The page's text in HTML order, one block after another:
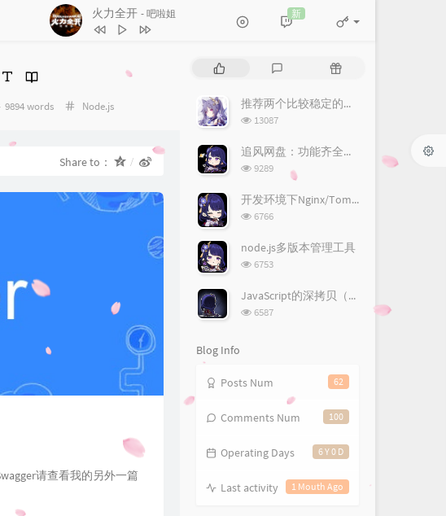
火力全开 - 吧啦姐
1
达拉崩吧 (Live) 周深
4 不凡 王铮亮
椿乐队
忘不掉的你 h3R3
Ghost (王琳凯)
8 两 难 加木
王朝1982
新
9894 words Categories：
Node.js
Share to：
请查看我的另外一篇
u
l
a
r
r
t
i
c
l
e
s
t
t
m
n
R
n
m
t
l
推荐两个比较稳定的接码平台
浏
次
数:
13087
追风网盘：功能齐全的免费网盘
浏
次
数:
9289
开发环境下Nginx/Tomcat的HTTPS配置
浏
次
6766
node.js多版本管理工具
浏
次
6753
JavaScript的深拷贝（深度克隆）
浏
6587
Blog Info
62
Posts Num
100
Comments Num
6 Y 0 D
Operating Days
1 Mouth Ago
Last activity